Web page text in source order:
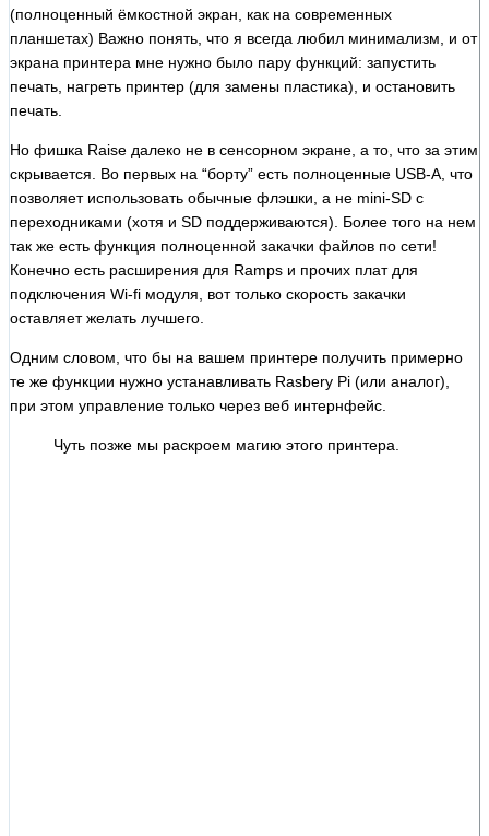
(полноценный ёмкостной экран, как на современных
планшетах) Важно понять, что я всегда любил минимализм, и от
экрана принтера мне нужно было пару функций: запустить
печать, нагреть принтер (для замены пластика), и остановить
печать.
Но фишка Raise далеко не в сенсорном экране, а то, что за этим
скрывается. Во первых на “борту” есть полноценные USB-A, что
позволяет использовать обычные флэшки, а не mini-SD c
переходниками (хотя и SD поддерживаются). Более того на нем
так же есть функция полноценной закачки файлов по сети!
Конечно есть расширения для Ramps и прочих плат для
подключения Wi-fi модуля, вот только скорость закачки
оставляет желать лучшего.
Одним словом, что бы на вашем принтере получить примерно
те же функции нужно устанавливать Rasbery Pi (или аналог),
при этом управление только через веб интернфейс.
Чуть позже мы раскроем магию этого принтера.